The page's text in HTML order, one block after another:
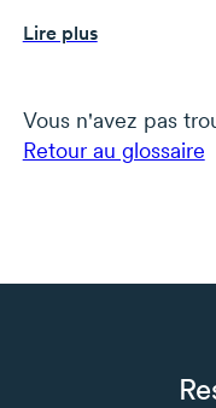
précise.
Lire plus
Vous n'avez pas
Retour au glossaire